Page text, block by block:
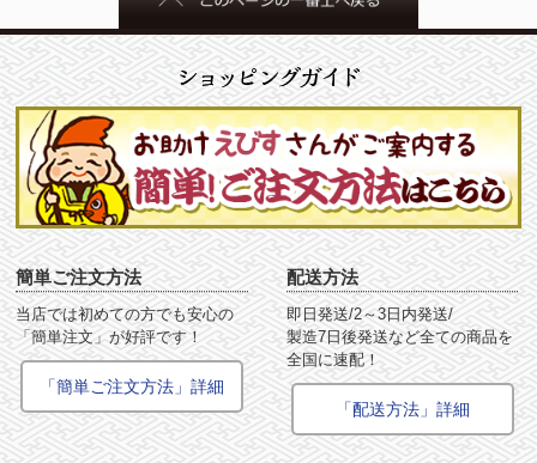
簡単ご注文方法
当店では初めての方でも安心の
「簡単注文」が好評です！
「簡単ご注文方法」詳細
配送方法
即日発送/2～3日内発送/
製造7日後発送など全ての商品を
全国に速配！
「配送方法」詳細